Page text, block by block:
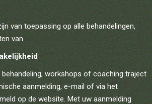
van toepassing op alle behandelingen,
van
the-spaceholders.com
workshops of coaching traject
aanmelding, e-mail of via het
op de website. Met uw aanmelding